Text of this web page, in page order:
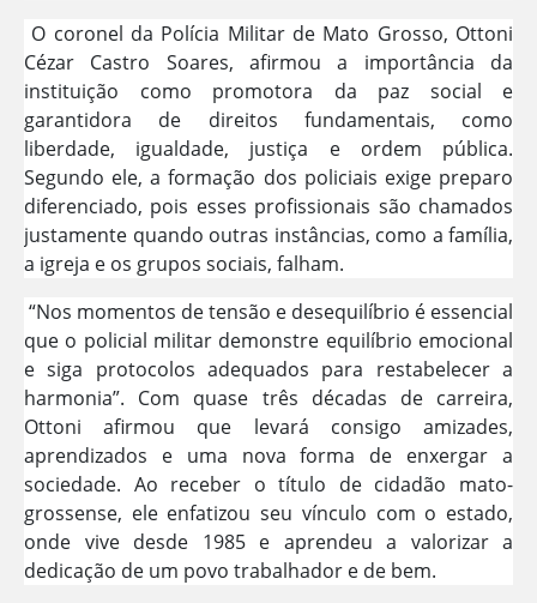
O coronel da Polícia Militar de Mato Grosso, Ottoni
Cézar Castro Soares, afirmou a importância da
instituição como promotora da paz social e
garantidora de direitos fundamentais, como
liberdade, igualdade, justiça e ordem pública.
Segundo ele, a formação dos policiais exige preparo
diferenciado, pois esses profissionais são chamados
justamente quando outras instâncias, como a família,
a igreja e os grupos sociais, falham.
“Nos momentos de tensão e desequilíbrio é essencial
que o policial militar demonstre equilíbrio emocional
e siga protocolos adequados para restabelecer a
harmonia”. Com quase três décadas de carreira,
Ottoni afirmou que levará consigo amizades,
aprendizados e uma nova forma de enxergar a
sociedade. Ao receber o título de cidadão mato-
grossense, ele enfatizou seu vínculo com o estado,
onde vive desde 1985 e aprendeu a valorizar a
dedicação de um povo trabalhador e de bem.